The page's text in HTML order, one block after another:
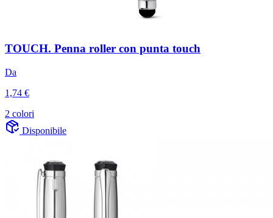
TOUCH. Penna roller con punta touch
Da
1,74 €
2 colori
Disponibile